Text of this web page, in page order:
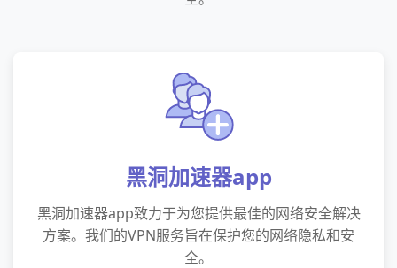
黑洞加速器app
黑洞加速器app致力于为您提供最佳的网络安全解决
方案。我们的VPN服务旨在保护您的网络隐私和安
全。